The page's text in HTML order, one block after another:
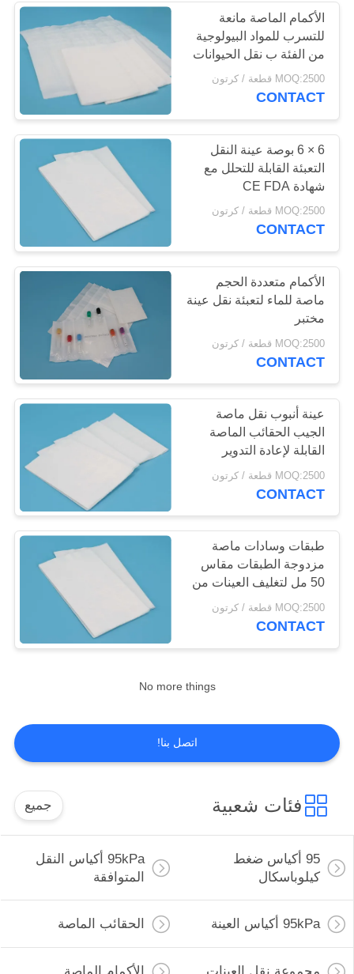
مجموعة نقل العينات
الأكمام الماصة
10
منصات ماصة طبية
4
عاصبة طبية طارئة
10
أنابيب الطرد المركزي
5
قوارير التخزين
المبردة
3
الأكمام الماصة مانعة
للتسرب للمواد البيولوجية
من الفئة ب نقل الحيوانات
المعفاة
MOQ:2500 قطعة / كرتون
CONTACT
6 × 6 بوصة عينة النقل
التعبئة القابلة للتحلل مع
شهادة CE FDA
MOQ:2500 قطعة / كرتون
CONTACT
الأكمام متعددة الحجم
ماصة للماء لتعبئة نقل عينة
مختبر
MOQ:2500 قطعة / كرتون
CONTACT
عينة أنبوب نقل ماصة
الجيب الحقائب الماصة
القابلة لإعادة التدوير
MOQ:2500 قطعة / كرتون
CONTACT
طبقات وسادات ماصة
مزدوجة الطبقات مقاس
50 مل لتغليف العينات من
الفئة ب
MOQ:2500 قطعة / كرتون
CONTACT
No more things
اتصل بنا!
فئات شعبية جميع
95 أكياس ضغط
كيلوباسكال
95kPa أكياس النقل
المتوافقة
95kPa أكياس العينة الحقائب الماصة